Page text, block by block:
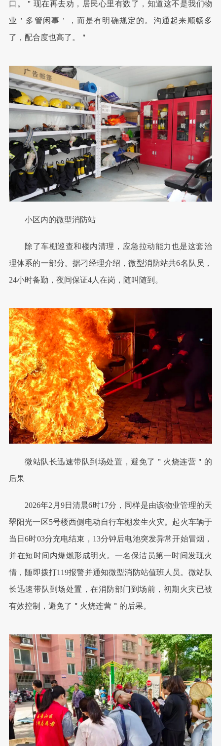
口。＂现在再去劝，居民心里有数了，知道这不是我们物
业＇多管闲事＇，而是有明确规定的。沟通起来顺畅多
了，配合度也高了。＂
小区内的微型消防站
除了车棚巡查和楼内清理，应急拉动能力也是这套治
理体系的一部分。据刁经理介绍，微型消防站共6名队员，
24小时备勤，夜间保证4人在岗，随叫随到。
微站队长迅速带队到场处置，避免了＂火烧连营＂的
后果
2026年2月9日清晨6时17分，同样是由该物业管理的天
翠阳光一区5号楼西侧电动自行车棚发生火灾。起火车辆于
当日6时03分充电结束，13分钟后电池突发异常开始冒烟，
并在短时间内爆燃形成明火。一名保洁员第一时间发现火
情，随即拨打119报警并通知微型消防站值班人员。微站队
长迅速带队到场处置，在消防部门到场前，初期火灾已被
有效控制，避免了＂火烧连营＂的后果。